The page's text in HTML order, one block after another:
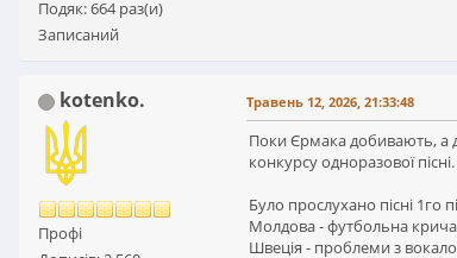
Подяк: 664 раз(и)
Записаний
kotenko.
Профі
Травень 12, 2026, 21:33:48
Поки Єрмака добивають, а
конкурсу одноразової пісні.
Було прослухано пісні 1го
Молдова - футбольна
Швеція - проблеми з